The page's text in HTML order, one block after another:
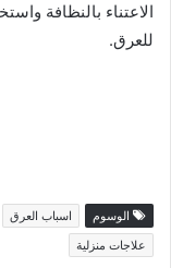
الاعتناء بالنظافة
للعرق.
الوسوم اسباب العرق
علاجات منزلية